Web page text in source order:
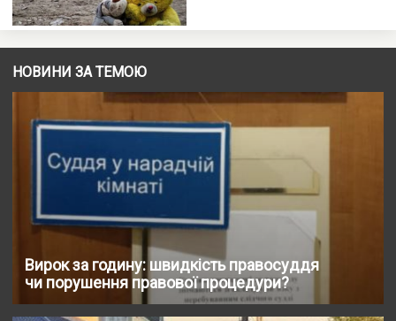
НОВИНИ ЗА ТЕМОЮ
Вирок за годину: швидкість правосуддя
чи порушення правової процедури?